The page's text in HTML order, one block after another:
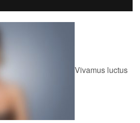
Vivamus luctus